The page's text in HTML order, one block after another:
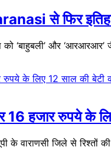
से फिर
‘बाहुबली’ और ‘आरआरआर’
16 हजार रुपये के
जिले से रिश्तों की